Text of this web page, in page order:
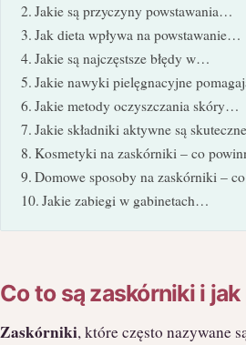
Jakie są przyczyny powstawania…
Jak dieta wpływa na powstawanie…
Jakie są najczęstsze błędy w…
Jakie nawyki pielęgnacyjne
Jakie metody oczyszczania skóry…
Jakie składniki aktywne są
Kosmetyki na zaskórniki – co
Domowe sposoby na zaskórniki –
Jakie zabiegi w gabinetach…
Co to są zaskórniki i
Zaskórniki, które często nazywane